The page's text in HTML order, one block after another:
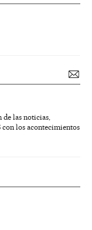
de las noticias,
con los acontecimientos